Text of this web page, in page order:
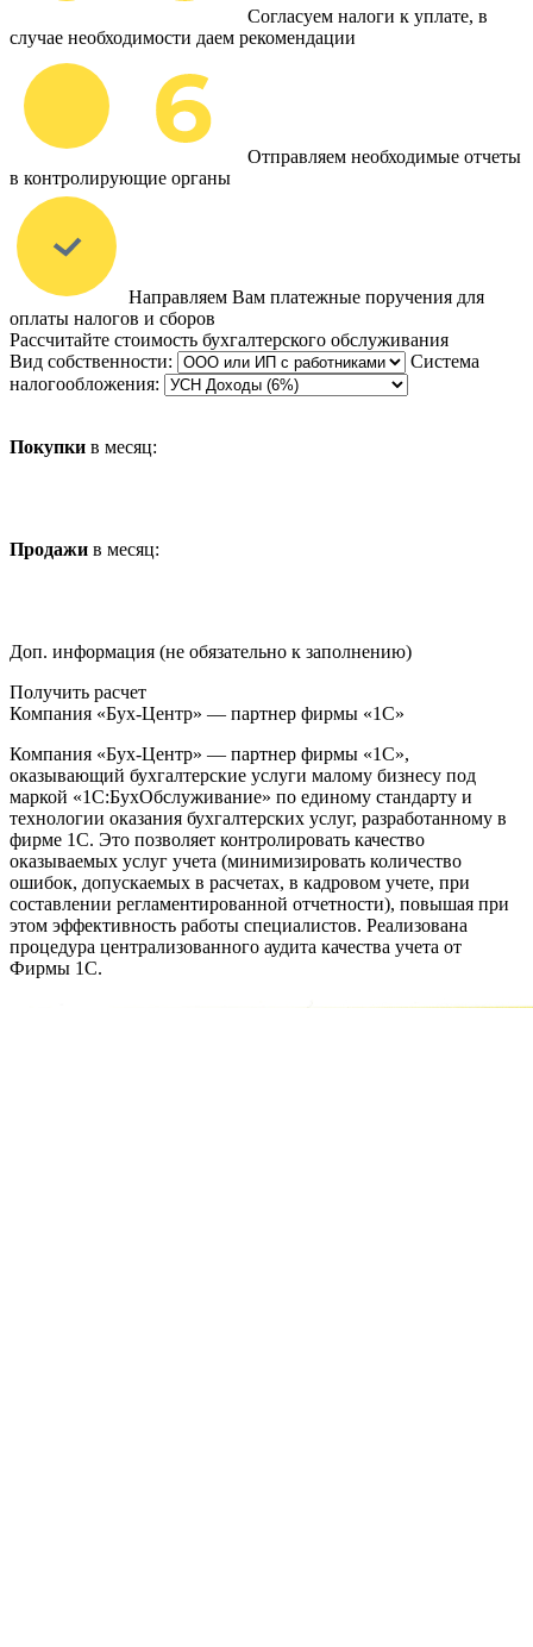
Согласуем налоги к уплате, в
случае необходимости даем рекомендации
Отправляем необходимые отчеты
в контролирующие органы
Направляем Вам платежные поручения для
оплаты налогов и сборов
Рассчитайте стоимость бухгалтерского обслуживания
Вид собственности:
Система
налогообложения:
Покупки в месяц:
Продажи в месяц:
Доп. информация (не обязательно к заполнению)
Получить расчет
Компания «Бух-Центр» — партнер фирмы «1С»
Компания «Бух-Центр» — партнер фирмы «1С»,
оказывающий бухгалтерские услуги малому бизнесу под
маркой «1С:БухОбслуживание» по единому стандарту и
технологии оказания бухгалтерских услуг, разработанному в
фирме 1С. Это позволяет контролировать качество
оказываемых услуг учета (минимизировать количество
ошибок, допускаемых в расчетах, в кадровом учете, при
составлении регламентированной отчетности), повышая при
этом эффективность работы специалистов. Реализована
процедура централизованного аудита качества учета от
Фирмы 1С.